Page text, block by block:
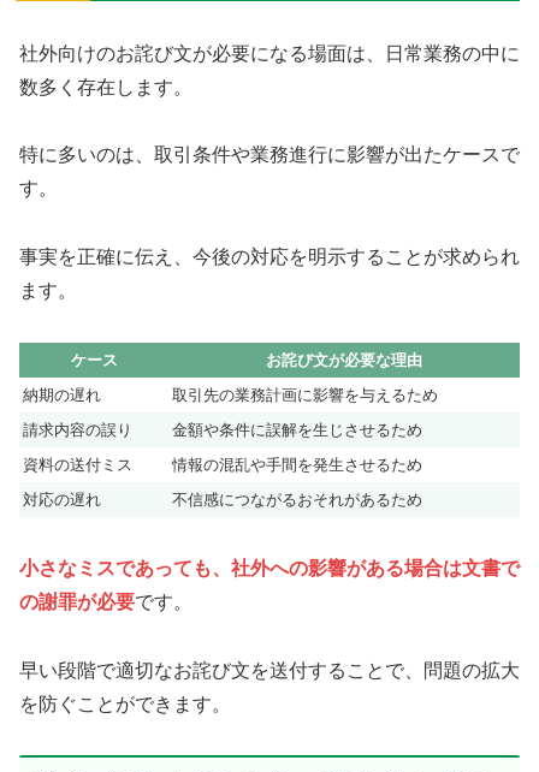
社外向けのお詫び文が必要になる場面は、日常業務の中に
数多く存在します。
特に多いのは、取引条件や業務進行に影響が出たケースで
す。
事実を正確に伝え、今後の対応を明示することが求められ
ます。
ケース
お詫び文が必要な理由
納期の遅れ
取引先の業務計画に影響を与えるため
請求内容の誤り
金額や条件に誤解を生じさせるため
資料の送付ミス
情報の混乱や手間を発生させるため
対応の遅れ
不信感につながるおそれがあるため
小さなミスであっても、社外への影響がある場合は文書で
の謝罪が必要です。
早い段階で適切なお詫び文を送付することで、問題の拡大
を防ぐことができます。